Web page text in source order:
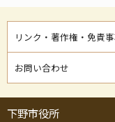
リンク・著作権・免責
お問い合わせ
下野市役所